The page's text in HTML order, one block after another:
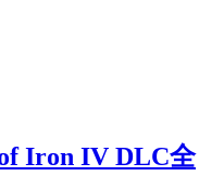
Iron IV DLC全